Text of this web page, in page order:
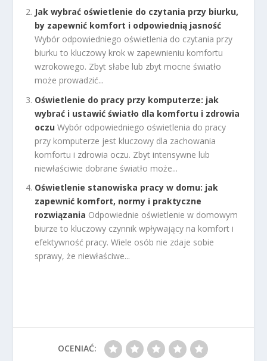
Jak wybrać oświetlenie do czytania przy biurku,
by zapewnić komfort i odpowiednią jasność
Wybór odpowiedniego oświetlenia do czytania przy
biurku to kluczowy krok w zapewnieniu komfortu
wzrokowego. Zbyt słabe lub zbyt mocne światło
może prowadzić...
Oświetlenie do pracy przy komputerze: jak
wybrać i ustawić światło dla komfortu i zdrowia
oczu Wybór odpowiedniego oświetlenia do pracy
przy komputerze jest kluczowy dla zachowania
komfortu i zdrowia oczu. Zbyt intensywne lub
niewłaściwie dobrane światło może...
Oświetlenie stanowiska pracy w domu: jak
zapewnić komfort, normy i praktyczne
rozwiązania Odpowiednie oświetlenie w domowym
biurze to kluczowy czynnik wpływający na komfort i
efektywność pracy. Wiele osób nie zdaje sobie
sprawy, że niewłaściwe...
OCENIAĆ: